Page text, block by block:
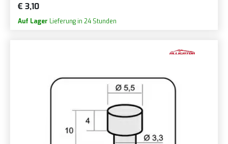
€ 3,10
Auf Lager Lieferung in 24 Stunden